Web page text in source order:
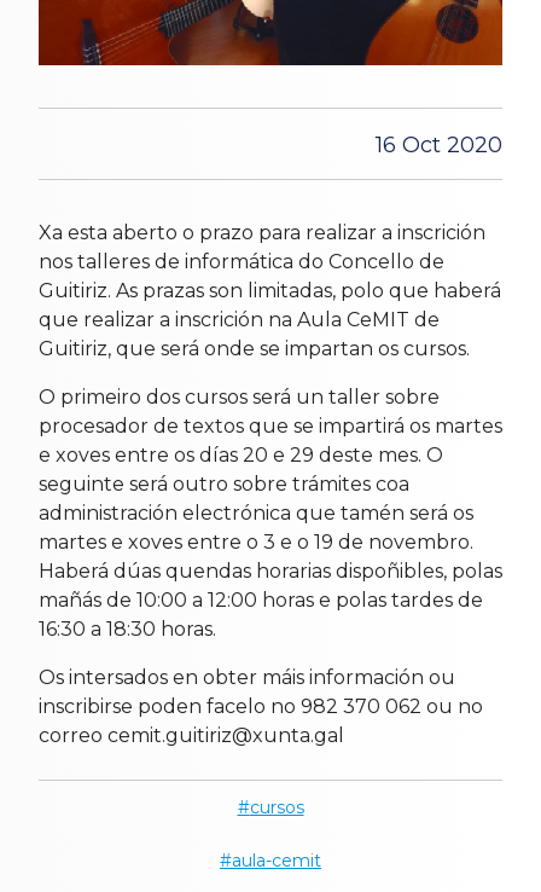
16 Oct 2020
Xa esta aberto o prazo para realizar a inscrición
nos talleres de informática do Concello de
Guitiriz. As prazas son limitadas, polo que haberá
que realizar a inscrición na Aula CeMIT de
Guitiriz, que será onde se impartan os cursos.
O primeiro dos cursos será un taller sobre
procesador de textos que se impartirá os martes
e xoves entre os días 20 e 29 deste mes. O
seguinte será outro sobre trámites coa
administración electrónica que tamén será os
martes e xoves entre o 3 e o 19 de novembro.
Haberá dúas quendas horarias dispoñibles, polas
mañás de 10:00 a 12:00 horas e polas tardes de
16:30 a 18:30 horas.
Os intersados en obter máis información ou
inscribirse poden facelo no 982 370 062 ou no
correo cemit.guitiriz@xunta.gal
cursos
aula-cemit